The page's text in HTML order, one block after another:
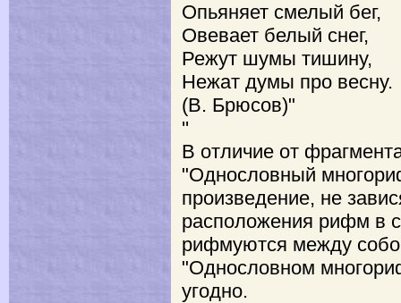
Опьяняет смелый бег,
Овевает белый снег,
Режут шумы тишину,
Нежат думы про весну.
(В. Брюсов)"
''
В отличие от
"Однословный
произведение, не
расположения рифм в
рифмуются между
"Однословном
угодно.